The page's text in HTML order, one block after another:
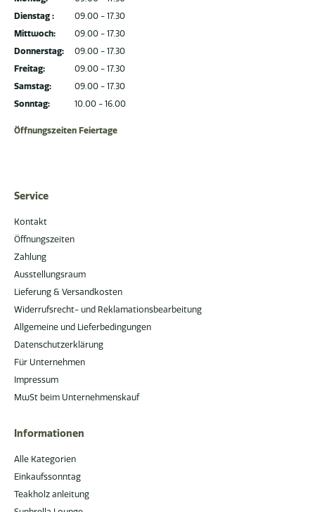
Dienstag :
Mittwoch:
Donnerstag:
Freitag:
Samstag:
Sonntag:
09.00 - 17.30
09.00 - 17.30
09.00 - 17.30
09.00 - 17.30
09.00 - 17.30
10.00 - 16.00
Öffnungszeiten Feiertage
Service
Kontakt
Öffnungszeiten
Zahlung
Ausstellungsraum
Lieferung & Versandkosten
Widerrufsrecht- und Reklamationsbearbeitung
Allgemeine und Lieferbedingungen
Datenschutzerklärung
Für Unternehmen
Impressum
MwSt beim Unternehmenskauf
Informationen
Alle Kategorien
Einkaufssonntag
Teakholz anleitung